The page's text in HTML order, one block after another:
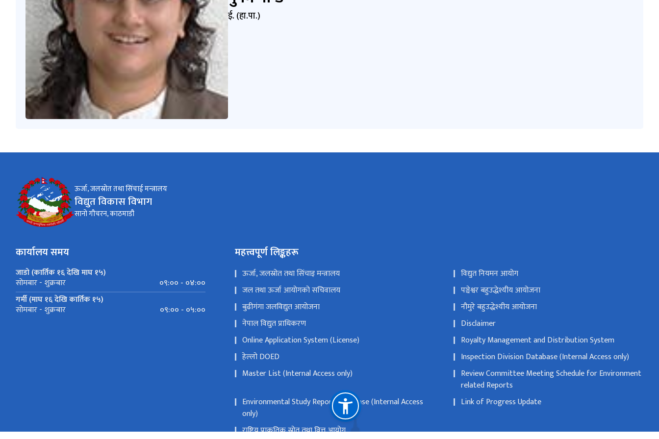
ई. (हा.पा.)
ऊर्जा, जलस्रोत तथा सिंचाई मन्त्रालय
विद्युत विकास विभाग
सानो गौचरन, काठमाडौ
कार्यालय समय
जाडो (कार्तिक १६ देखि माघ १५)
सोमबार - शुक्रबार
०९:०० - ०४:००
गर्मी (माघ १६ देखि कार्तिक १५)
सोमबार - शुक्रबार ०९:०० - ०५:००
महत्त्वपूर्ण लिङ्कहरू
ऊर्जा, जलस्रोत तथा सिंचाइ मन्त्रालय
विद्युत नियमन आयोग
जल तथा ऊर्जा आयोगको सचिवालय
पञ्चेश्वर बहुउद्धेश्यीय आयोजना
बुढीगंगा जलविद्युत आयोजना
नौमुरे बहुउद्धेश्यीय आयोजना
नेपाल विद्युत प्राधिकरण
Disclaimer
Online Application System (License)
Royalty Management and Distribution System
हेल्लो DOED
Inspection Division Database (Internal Access only)
Master List (Internal Access only)
Review Committee Meeting Schedule for Environment
related Reports
Environmental Study Report Database (Internal Access
only)
Link of Progress Update
राष्ट्रिय प्राकृतिक स्रोत तथा वित्त आयोग